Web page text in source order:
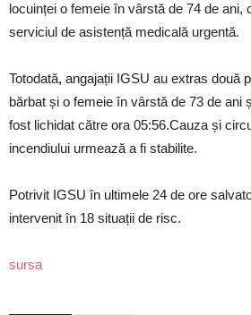
locuinței o femeie în vârstă de 74 de ani,
serviciul de asistență medicală urgentă.
Totodată, angajații IGSU au extras două
bărbat și o femeie în vârstă de 73 de ani
fost lichidat către ora 05:56.Cauza și
incendiului urmează a fi stabilite.
Potrivit IGSU în ultimele 24 de ore
intervenit în 18 situații de risc.
sursa